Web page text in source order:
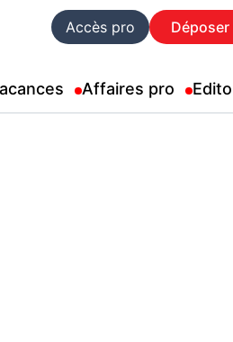
Accès pro Déposer
Affaires pro Edito